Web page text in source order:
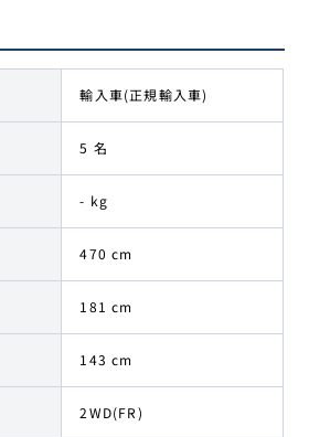
輸入車(正規輸入車)
5 名
- kg
470 cm
181 cm
143 cm
2WD(FR)